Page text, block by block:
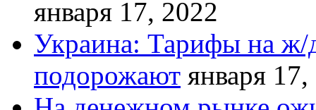
января 17, 2022
Украина: Тарифы на ж/
подорожают января